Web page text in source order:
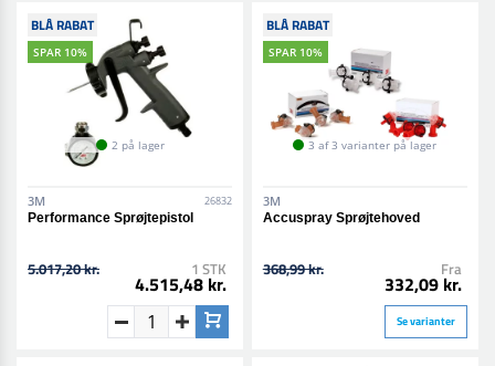
BLÅ RABAT
SPAR 10%
2 på lager
3M 26832
Performance Sprøjtepistol
5.017,20 kr. 1 STK
4.515,48 kr.
BLÅ RABAT
SPAR 10%
3 af 3 varianter på lager
3M
Accuspray Sprøjtehoved
368,99 kr. Fra
332,09 kr.
Se varianter